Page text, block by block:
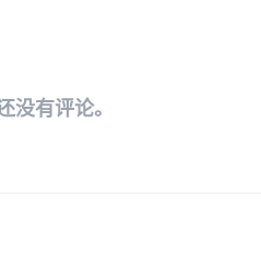
没有评论。